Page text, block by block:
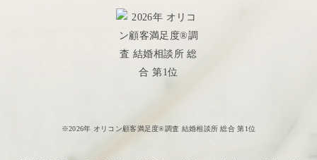
※2026年 オリコン顧客満足度®調査 結婚相談所 総合 第1位